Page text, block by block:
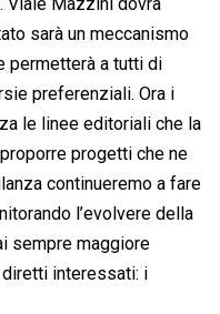
Viale Mazzini dovrà
sarà un meccanismo
permetterà a tutti di
preferenziali. Ora i
le linee editoriali che la
progetti che ne
continueremo a fare
l’evolvere della
sempre maggiore
interessati: i